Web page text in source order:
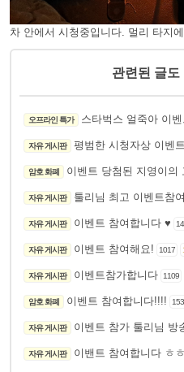
차 안에서 시청중입니다. 멀리 타지
관련된 글도
오프라인 특가 스타벅스 얼죽아 이벤
자유 게시판 평범한 시청자상 이벤
암호 화폐 이벤트 당첨된 지영이의
자유 게시판 툴리님 최고 이벤트참
자유 게시판 이벤트 참여합니다 ♥
자유 게시판 이벤트 참여해요! 1017
자유 게시판 이벤트참가합니다 1109
암호 화폐 이벤트 참여합니다!!!!
자유 게시판 이벤트 참가 툴리님 방
자유 게시판 이밴트 참여합니다 ㅎㅎ